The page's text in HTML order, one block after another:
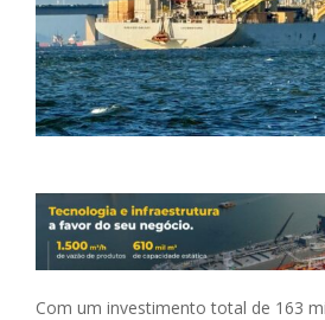
Com um investimento total de 163